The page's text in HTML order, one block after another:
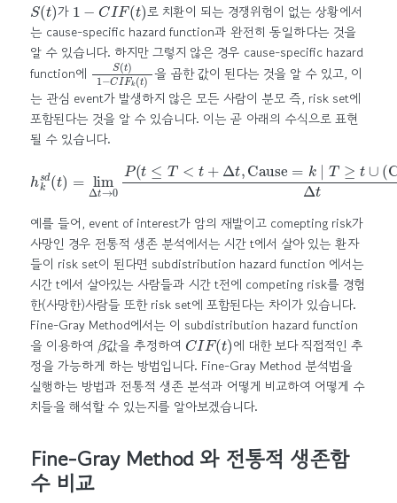
가
로 치환이 되는 경쟁위험이 없는 상황에서
는 cause-specific hazard function과 완전히 동일하다는 것을
알 수 있습니다. 하지만 그렇지 않은 경우 cause-specific hazard
function에
S(t )1− CI Fk(t)
을 곱한 값이 된다는 것을 알 수 있고, 이
는 관심 event가 발생하지 않은 모든 사람이 분모 즉, risk set에
포함된다는 것을 알 수 있습니다. 이는 곧 아래의 수식으로 표현
될 수 있습니다.
→0 P( ≤T < t+ Δ ,Cause=k ≥t ∪(Cause≠
발생) ) Δ
예를 들어, event of interest가 암의 재발이고 comepting risk가
사망인 경우 전통적 생존 분석에서는 시간 t에서 살아 있는 환자
들이 risk set이 된다면 subdistribution hazard function 에서는
시간 t에서 살아있는 사람들과 시간 t전에 competing risk를 경험
한(사망한)사람들 또한 risk set에 포함된다는 차이가 있습니다.
Fine-Gray Method에서는 이 subdistribution hazard function
을 이용하여
β
값을 추정하여
CIF(t)
에 대한 보다 직접적인 추
정을 가능하게 하는 방법입니다. Fine-Gray Method 분석법을
실행하는 방법과 전통적 생존 분석과 어떻게 비교하여 어떻게 수
치들을 해석할 수 있는지를 알아보겠습니다.
Fine-Gray Method 와 전통적 생존함
수 비교